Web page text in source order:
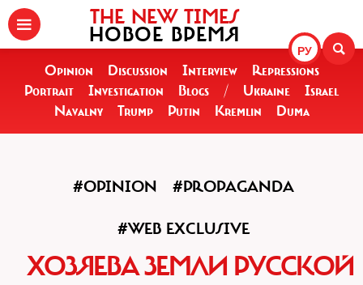
РУ
THE NEW TIMES
НОВОЕ ВРЕМЯ
Opinion Discussion Interview
Repressions
Portrait
Investigation Blogs / Ukraine
Israel
Navalny
Trump Putin Kremlin Duma
#OPINION #PROPAGANDA
#WEB EXCLUSIVE
ХОЗЯЕВА ЗЕМЛИ РУССКОЙ